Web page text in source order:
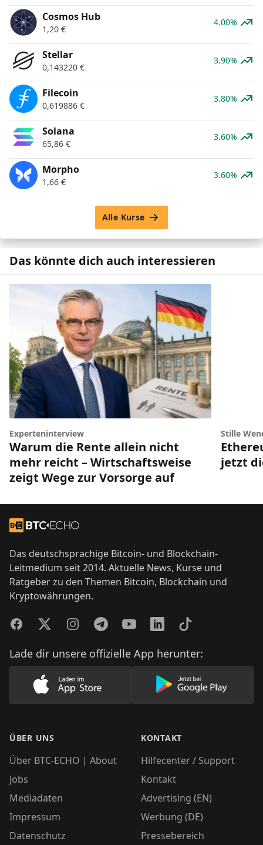
Cosmos Hub
1,20 €
4.00%
Stellar
0,143220 €
3.90%
Filecoin
0,619886 €
3.80%
Solana
65,86 €
3.60%
Morpho
1,66 €
3.60%
Alle Kurse
Das könnte dich auch interessieren
Experteninterview
Warum die Rente allein nicht
mehr reicht – Wirtschaftsweise
zeigt Wege zur Vorsorge auf
Stille
jetzt
Zur Startseite
Das deutschsprachige Bitcoin- und Blockchain-
Leitmedium seit 2014. Aktuelle News, Kurse und
Ratgeber zu den Themen Bitcoin, Blockchain und
Kryptowährungen.
FacebookTwitterInstagramTelegramYouTubeLinkedInTikTok
Lade dir unsere offizielle App herunter:
Lade unsere App im AppStore herunter
Lade unsere
ÜBER UNS
Über BTC-ECHO | About
Jobs
Mediadaten
Impressum
Datenschutz
KONTAKT
Hilfecenter / Support
Kontakt
Advertising (EN)
Werbung (DE)
Pressebereich